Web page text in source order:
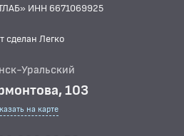
ИНН 6671069925
сделан Легко
Уральский
103
на карте